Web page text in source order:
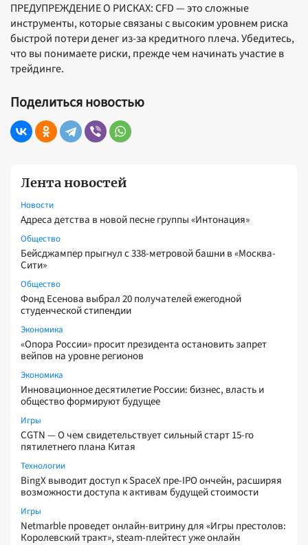
Лента новостей
Новости
Адреса детства в новой песне группы «Интонация»
Общество
Бейсджампер прыгнул с 338-метровой башни в «Москва-
Сити»
Общество
Фонд Есенова выбрал 20 получателей ежегодной
студенческой стипендии
Экономика
«Опора России» просит президента остановить запрет
вейпов на уровне регионов
Экономика
Инновационное десятилетие России: бизнес, власть и
общество формируют будущее
Игры
CGTN — О чем свидетельствует сильный старт 15-го
пятилетнего плана Китая
Технологии
BingX выводит доступ к SpaceX пре-IPO ончейн, расширяя
возможности доступа к активам будущей стоимости
Игры
Netmarble проведет онлайн-витрину для «Игры престолов:
Королевский тракт», steam-плейтест уже онлайн
ПРЕДУПРЕЖДЕНИЕ О РИСКАХ: CFD — это сложные
инструменты, которые связаны с высоким уровнем риска
быстрой потери денег из-за кредитного плеча. Убедитесь,
что вы понимаете риски, прежде чем начинать участие в
трейдинге.
Поделиться новостью